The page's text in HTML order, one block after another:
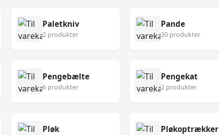
Paletkniv
2 produkter
Pande
30 produkter
Pengebælte
6 produkter
Pengekat
2 produkter
Pløk Pløkoptrækker